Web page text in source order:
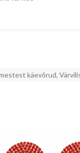
käevõrud,